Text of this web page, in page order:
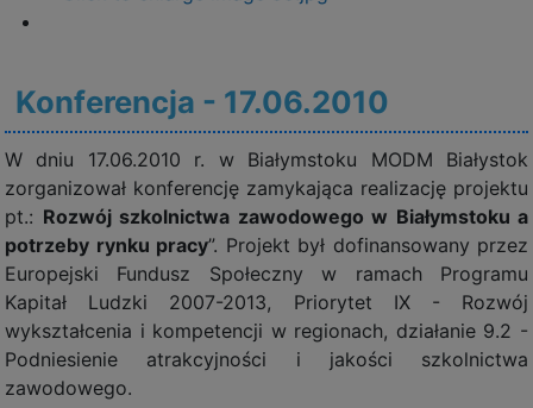
Konferencja - 17.06.2010
W dniu 17.06.2010 r. w Białymstoku MODM Białystok
zorganizował konferencję zamykająca realizację projektu
pt.: Rozwój szkolnictwa zawodowego w Białymstoku a
potrzeby rynku pracy”. Projekt był dofinansowany przez
Europejski Fundusz Społeczny w ramach Programu
Kapitał Ludzki 2007-2013, Priorytet IX - Rozwój
wykształcenia i kompetencji w regionach, działanie 9.2 -
Podniesienie atrakcyjności i jakości szkolnictwa
zawodowego.